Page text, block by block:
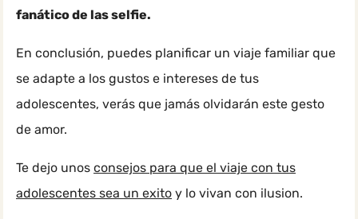
fanático de las selfie.
En conclusión, puedes planificar un viaje familiar que
se adapte a los gustos e intereses de tus
adolescentes, verás que jamás olvidarán este gesto
de amor.
Te dejo unos consejos para que el viaje con tus
adolescentes sea un exito y lo vivan con ilusion.